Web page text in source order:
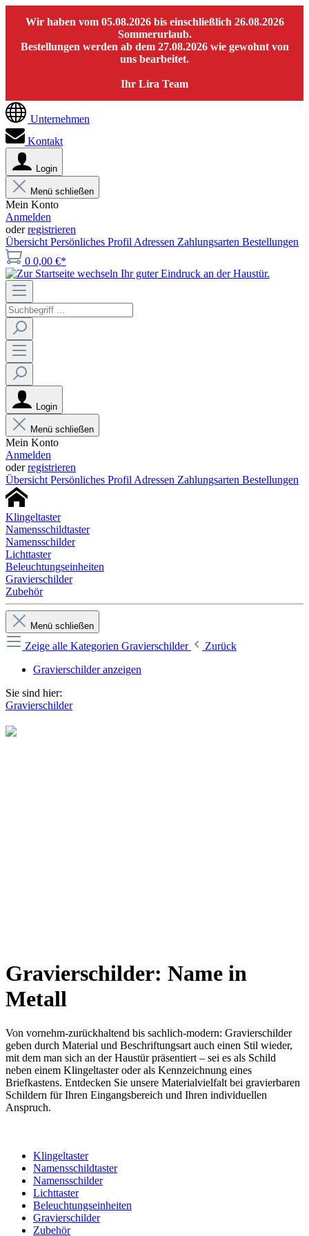
Wir haben vom 05.08.2026 bis einschließlich 26.08.2026
Sommerurlaub.
Bestellungen werden ab dem 27.08.2026 wie gewohnt von
uns bearbeitet.
Ihr Lira Team
Unternehmen
Kontakt
Login
Menü schließen
Mein Konto
Anmelden
oderregistrieren
Übersicht Persönliches Profil Adressen Zahlungsarten Bestellungen
0 0,00 €*
Ihr guter Eindruck an der Haustür.
Login
Menü schließen
Mein Konto
Anmelden
oderregistrieren
Übersicht Persönliches Profil Adressen Zahlungsarten Bestellungen
Klingeltaster
Namensschildtaster
Namensschilder
Lichttaster
Beleuchtungseinheiten
Gravierschilder
Zubehör
Menü schließen
Zeige alle Kategorien Gravierschilder
Zurück
Gravierschilder anzeigen
Sie sind hier:
Gravierschilder
Gravierschilder: Name in
Metall
Von vornehm-zurückhaltend bis sachlich-modern: Gravierschilder
geben durch Material und Beschriftungsart auch einen Stil wieder,
mit dem man sich an der Haustür präsentiert – sei es als Schild
neben einem Klingeltaster oder als Kennzeichnung eines
Briefkastens. Entdecken Sie unsere Materialvielfalt bei gravierbaren
Schildern für Ihren Eingangsbereich und Ihren individuellen
Anspruch.
Klingeltaster
Namensschildtaster
Namensschilder
Lichttaster
Beleuchtungseinheiten
Gravierschilder
Zubehör